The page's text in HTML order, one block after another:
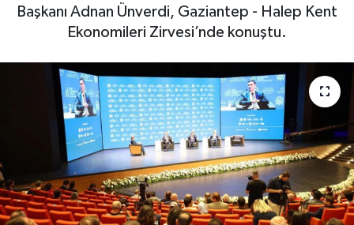
Başkanı Adnan Ünverdi, Gaziantep - Halep Kent
Ekonomileri Zirvesi’nde konuştu.
Haberler
Magazin
Müzik
Piyasa
Resmi İlanlar
Haber Arşivi